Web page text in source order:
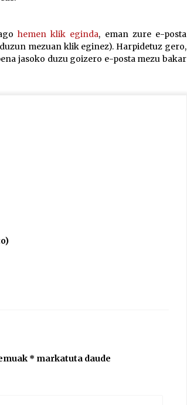
hemen klik eginda, eman zure e-posta
mezuan klik eginez). Harpidetuz gero,
jasoko duzu goizero e-posta mezu bakar
* markatuta daude